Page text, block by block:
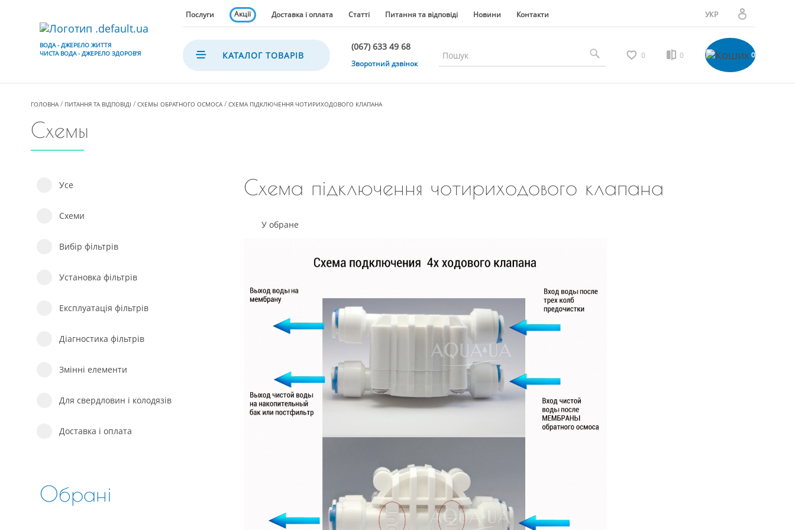
ВОДА - ДЖЕРЕЛО ЖИТТЯ
ЧИСТА ВОДА - ДЖЕРЕЛО ЗДОРОВ'Я
Послуги Акції Доставка і оплата Статті Питання та відповіді Новини Контакти
УКР
РУС
Особистий кабінет
КАТАЛОГ ТОВАРІВ
(067) 633 49 68
(067) 633 49 68
(067) 635 35 36
Зворотний дзвінок
0 0 0
ГОЛОВНА ПИТАННЯ ТА ВІДПОВІДІ СХЕМЫ ОБРАТНОГО ОСМОСА СХЕМА ПІДКЛЮЧЕННЯ ЧОТИРИХОДОВОГО КЛАПАНА
Схемы
Усе
Схеми
Вибір фільтрів
Установка фільтрів
Експлуатація фільтрів
Діагностика фільтрів
Змінні елементи
Для свердловин і колодязів
Доставка і оплата
Обрані
Схема підключення чотириходового клапана
У обране